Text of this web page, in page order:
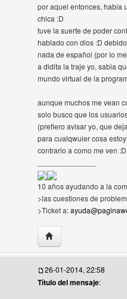
por aquel entonces, habia
chica :D
tuve la suerte de poder
hablado con dios :D
nada de español (por lo
a didita la traje yo, sabia
mundo virtual de la
aunque muchos me vean
solo busco que los
(prefiero avisar yo, que
para cualqwuier cosa
contrario a como me ven
10 años ayudando a la
>las cuestiones de
>Ticket a:
Visitar sitio web del
26-01-2014, 22:58
Título del mensaje: